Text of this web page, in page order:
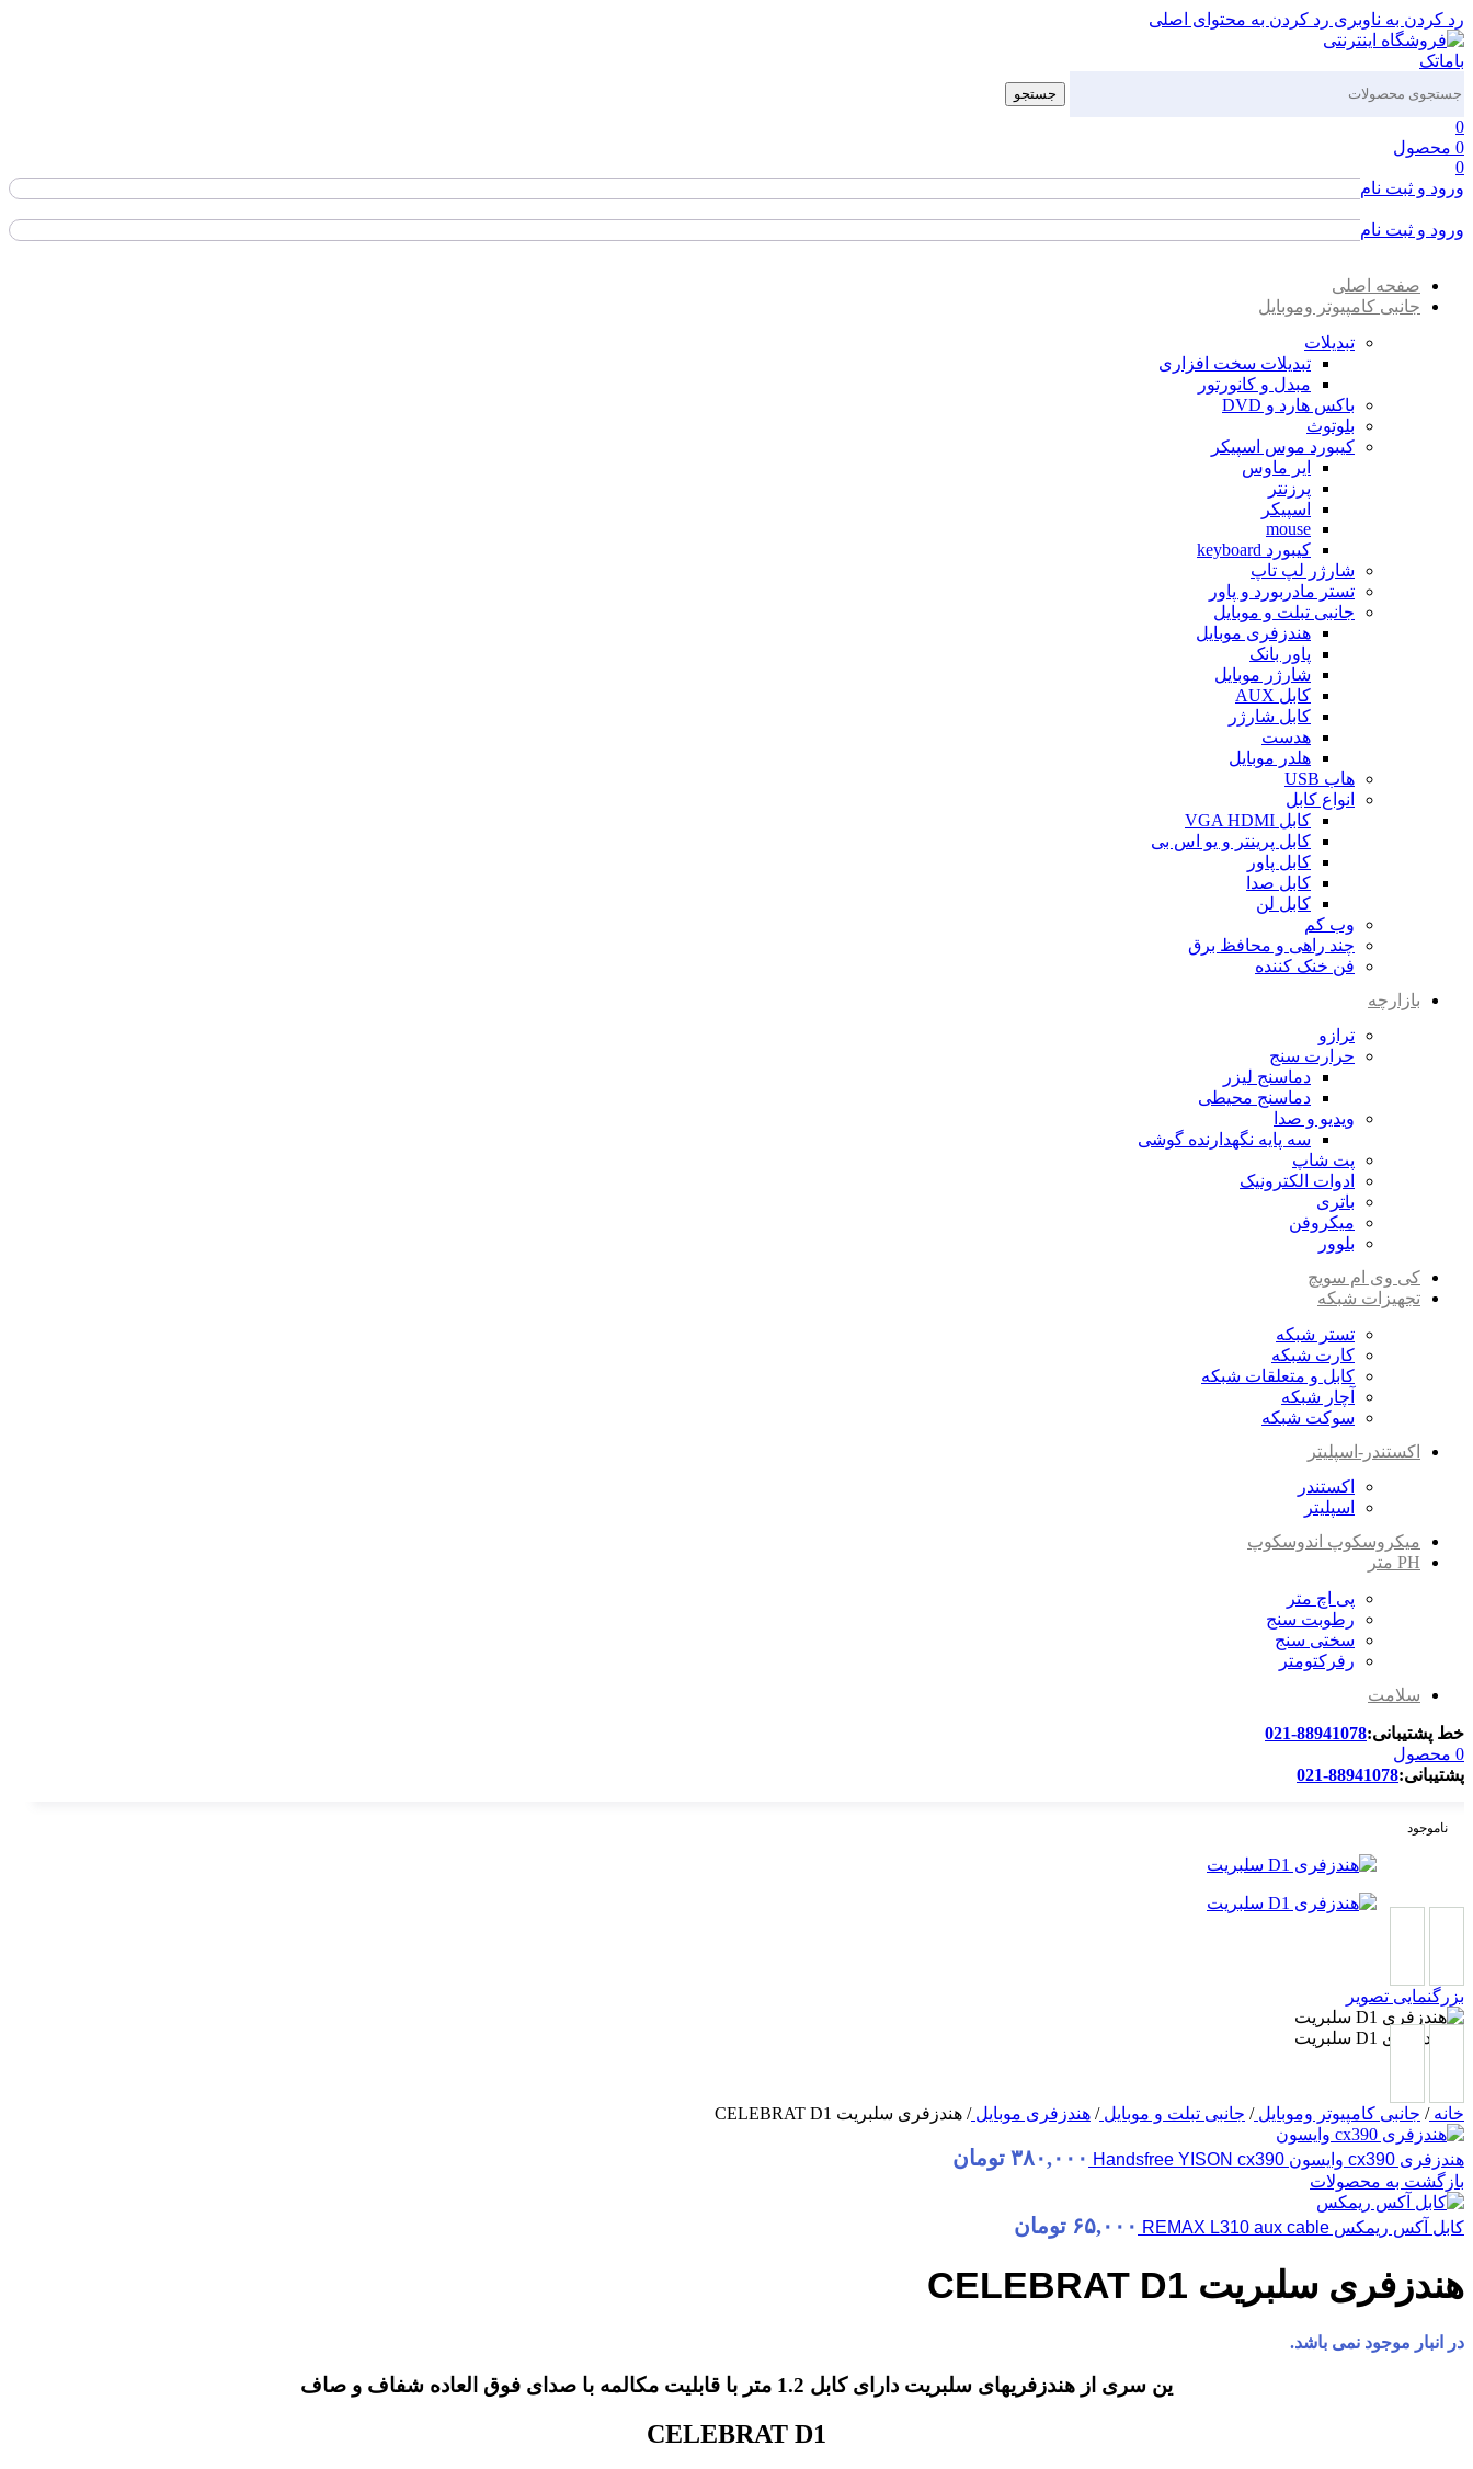
رد کردن به ناوبری رد کردن به محتوای اصلی
جستجو
0
0 محصول
0
ورود و ثبت نام
ورود / ثبت نام
ورود و ثبت نام
ورود / ثبت نام
صفحه اصلی
جانبی کامپیوتر وموبایل
تبدیلات
تبدیلات سخت افزاری
مبدل و کانورتور
باکس هارد و DVD
بلوتوث
کیبورد موس اسپیکر
ایر ماوس
پرزنتر
اسپیکر
mouse
کیبورد keyboard
شارژر لپ تاپ
تستر مادربورد و پاور
جانبی تبلت و موبایل
هندزفری موبایل
پاور بانک
شارژر موبایل
کابل AUX
کابل شارژر
هدست
هلدر موبایل
هاب USB
انواع کابل
کابل VGA HDMI
کابل پرینتر و یو اس بی
کابل پاور
کابل صدا
کابل لن
وب کم
چند راهی و محافظ برق
فن خنک کننده
بازارچه
ترازو
حرارت سنج
دماسنج لیزر
دماسنج محیطی
ویدیو و صدا
سه پایه نگهدارنده گوشی
پت شاپ
ادوات الکترونیک
باتری
میکروفن
بلوور
کی وی ام سویچ
تجهیزات شبکه
تستر شبکه
کارت شبکه
کابل و متعلقات شبکه
آچار شبکه
سوکت شبکه
اکستندر-اسپلیتر
اکستندر
اسپلیتر
میکروسکوپ اندوسکوپ
PH متر
پی اچ متر
رطوبت سنج
سختی سنج
رفرکتومتر
سلامت
خط پشتیبانی:88941078-021
0 محصول
پشتیبانی:88941078-021
ناموجود
بزرگنمایی تصویر
خانه/ جانبی کامپیوتر وموبایل/ جانبی تبلت و موبایل/ هندزفری موبایل/ هندزفری سلبریت CELEBRAT D1
هندزفری cx390 وایسون Handsfree YISON cx390 ۳۸۰,۰۰۰ تومان
بازگشت به محصولات
کابل آکس ریمکس REMAX L310 aux cable ۶۵,۰۰۰ تومان
هندزفری سلبریت CELEBRAT D1
در انبار موجود نمی باشد.
ین سری از هندزفریهای سلبریت دارای کابل 1.2 متر با قابلیت مکالمه با صدای فوق العاده شفاف و صاف
CELEBRAT D1